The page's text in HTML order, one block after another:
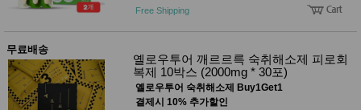
Free Shipping
무료배송
옐로우투어 깨르르륵 숙취해소제 피로회
복제 10박스 (2000mg * 30포)
옐로우투어 숙취해소제 Buy1Get1
결제시 10% 추가할인